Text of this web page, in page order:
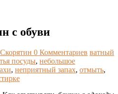
с обуви
0 Комментариев ватный
посуды, небольшое
, неприятный запах, отмыть,